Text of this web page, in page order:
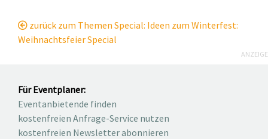
zurück zum Themen Special: Ideen zum Winterfest:
Weihnachtsfeier Special
ANZEIGE
Für Eventplaner:
Eventanbietende finden
kostenfreien Anfrage-Service nutzen
kostenfreien Newsletter abonnieren